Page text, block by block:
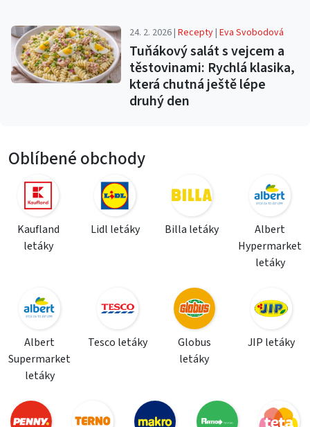
24. 2. 2026 |Recepty|Eva Svobodová
Tuňákový salát s vejcem a
těstovinami: Rychlá klasika,
která chutná ještě lépe
druhý den
Oblíbené obchody
Kaufland
letáky
Lidl letáky Billa letáky
Albert
Hypermarket
letáky
Albert
Supermarket
letáky
Tesco letáky
Globus
letáky
JIP letáky